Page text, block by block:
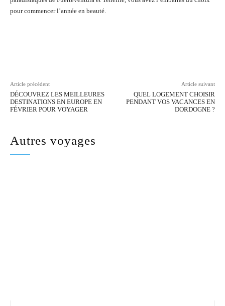
pour commencer l’année en beauté.
Article précédent
DÉCOUVREZ LES MEILLEURES
DESTINATIONS EN EUROPE EN
FÉVRIER POUR VOYAGER
Article suivant
QUEL LOGEMENT CHOISIR
PENDANT VOS VACANCES EN
DORDOGNE ?
Autres voyages